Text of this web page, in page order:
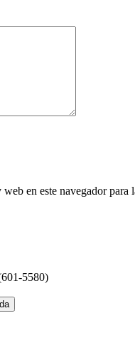
en este navegador para